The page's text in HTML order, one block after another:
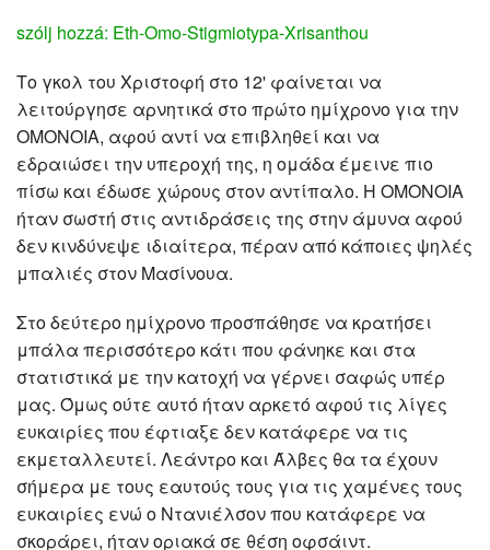
szólj hozzá: Eth-Omo-Stigmiotypa-Xrisanthou
Το γκολ του Χριστοφή στο 12' φαίνεται να
λειτούργησε αρνητικά στο πρώτο ημίχρονο για την
ΟΜΟΝΟΙΑ, αφού αντί να επιβληθεί και να
εδραιώσει την υπεροχή της, η ομάδα έμεινε πιο
πίσω και έδωσε χώρους στον αντίπαλο. Η ΟΜΟΝΟΙΑ
ήταν σωστή στις αντιδράσεις της στην άμυνα αφού
δεν κινδύνεψε ιδιαίτερα, πέραν από κάποιες ψηλές
μπαλιές στον Μασίνουα.
Στο δεύτερο ημίχρονο προσπάθησε να κρατήσει
μπάλα περισσότερο κάτι που φάνηκε και στα
στατιστικά με την κατοχή να γέρνει σαφώς υπέρ
μας. Όμως ούτε αυτό ήταν αρκετό αφού τις λίγες
ευκαιρίες που έφτιαξε δεν κατάφερε να τις
εκμεταλλευτεί. Λεάντρο και Άλβες θα τα έχουν
σήμερα με τους εαυτούς τους για τις χαμένες τους
ευκαιρίες ενώ ο Ντανιέλσον που κατάφερε να
σκοράρει, ήταν οριακά σε θέση οφσάιντ.